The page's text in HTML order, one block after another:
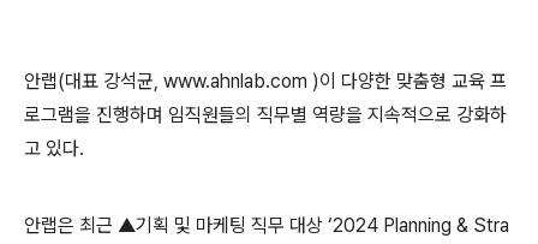
안랩(대표 강석균, www.ahnlab.com )이 다양한 맞춤형 교육 프
로그램을 진행하며 임직원들의 직무별 역량을 지속적으로 강화하
고 있다.
안랩은 최근 ▲기획 및 마케팅 직무 대상 ‘2024 Planning & Stra